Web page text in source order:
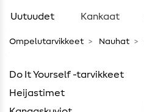
Uutuudet Kankaat
Ompelutarvikkeet Nauhat
Do It Yourself -tarvikkeet
Heijastimet